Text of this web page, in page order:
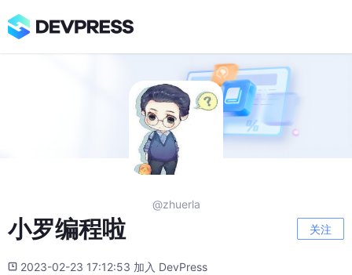
@zhuerla
小罗编程啦 关注
2023-02-23 17:12:53 加入 DevPress